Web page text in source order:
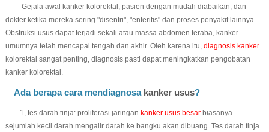
Gejala awal kanker kolorektal, pasien dengan mudah diabaikan, dan
dokter ketika mereka sering "disentri", "enteritis" dan proses penyakit lainnya.
Obstruksi usus dapat terjadi sekali atau massa abdomen teraba, kanker
umumnya telah mencapai tengah dan akhir. Oleh karena itu, diagnosis kanker
kolorektal sangat penting, diagnosis pasti dapat meningkatkan pengobatan
kanker kolorektal.
Ada berapa cara mendiagnosa kanker usus?
1, tes darah tinja: proliferasi jaringan kanker usus besarbiasanya
sejumlah kecil darah mengalir darah ke bangku akan dibuang. Tes darah tinja